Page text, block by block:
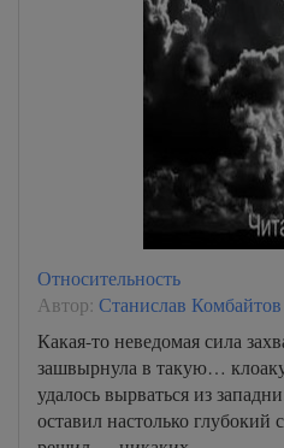
Относительность
Автор: Станислав Комбайтов
Какая-то неведомая сила
зашвырнула в такую…
удалось вырваться из
оставил настолько глубокий